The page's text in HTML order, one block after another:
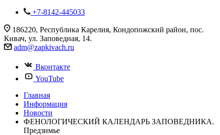
+7-8142-445033
186220, Республика Карелия, Кондопожский район, пос.
Кивач, ул. Заповедная, 14.
adm@zapkivach.ru
Вконтакте
YouTube
Главная
Информация
Новости
ФЕНОЛОГИЧЕСКИЙ КАЛЕНДАРЬ ЗАПОВЕДНИКА.
Предзимье